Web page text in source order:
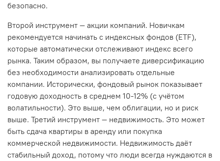
безопасно.
Второй инструмент — акции компаний. Новичкам
рекомендуется начинать с индексных фондов (ETF),
которые автоматически отслеживают индекс всего
рынка. Таким образом, вы получаете диверсификацию
без необходимости анализировать отдельные
компании. Исторически, фондовый рынок показывает
годовую доходность в среднем 10-12% (с учётом
волатильности). Это выше, чем облигации, но и риск
выше. Третий инструмент — недвижимость. Это может
быть сдача квартиры в аренду или покупка
коммерческой недвижимости. Недвижимость даёт
стабильный доход, потому что люди всегда нуждаются в